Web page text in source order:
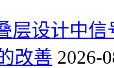
层设计中
改善 2026-